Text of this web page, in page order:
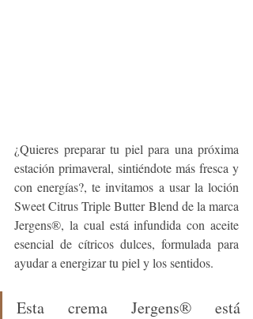
¿Quieres preparar tu piel para una próxima
estación primaveral, sintiéndote más fresca y
con energías?, te invitamos a usar la loción
Sweet Citrus Triple Butter Blend de la marca
Jergens®, la cual está infundida con aceite
esencial de cítricos dulces, formulada para
ayudar a energizar tu piel y los sentidos.
Esta crema Jergens® está